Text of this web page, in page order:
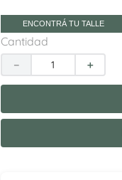
ENCONTRÁ TU TALLE
Cantidad
＋
－